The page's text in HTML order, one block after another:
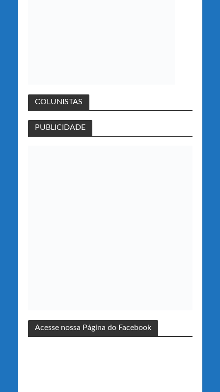
COLUNISTAS
PUBLICIDADE
Acesse nossa Página do Facebook